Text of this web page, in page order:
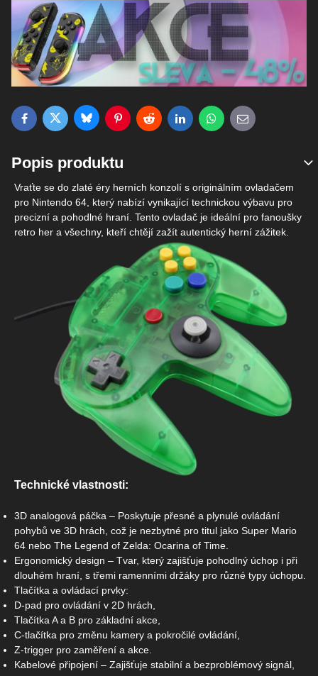
FacebookTwitterBlueskyPinterestRedditLinkedInWhatsApp
E-mail
Popis produktu
Vraťte se do zlaté éry herních konzolí s originálním ovladačem
pro Nintendo 64, který nabízí vynikající technickou výbavu pro
precizní a pohodlné hraní. Tento ovladač je ideální pro fanoušky
retro her a všechny, kteří chtějí zažít autentický herní zážitek.
Technické vlastnosti:
3D analogová páčka – Poskytuje přesné a plynulé ovládání
pohybů ve 3D hrách, což je nezbytné pro titul jako Super Mario
64 nebo The Legend of Zelda: Ocarina of Time.
Ergonomický design – Tvar, který zajišťuje pohodlný úchop i při
dlouhém hraní, s třemi ramenními držáky pro různé typy úchopu.
Tlačítka a ovládací prvky:
D-pad pro ovládání v 2D hrách,
Tlačítka A a B pro základní akce,
C-tlačítka pro změnu kamery a pokročilé ovládání,
Z-trigger pro zaměření a akce.
Kabelové připojení – Zajišťuje stabilní a bezproblémový signál,